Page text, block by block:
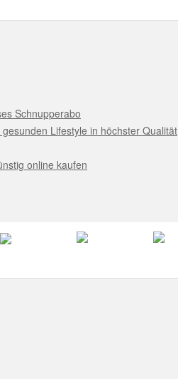
Schnupperabo
Lifestyle in höchster Qualität
online kaufen